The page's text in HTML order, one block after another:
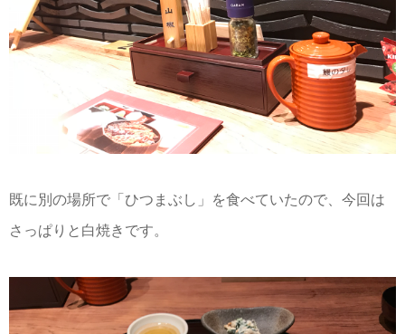
既に別の場所で「ひつまぶし」を食べていたので、今回は
さっぱりと白焼きです。